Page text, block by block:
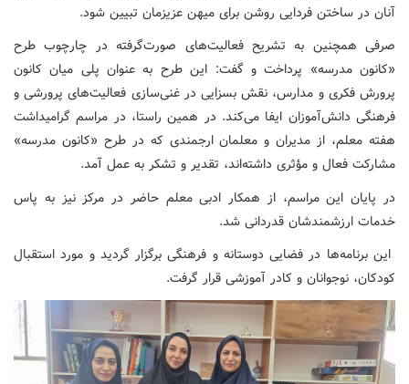
آنان در ساختن فردایی روشن برای میهن عزیزمان تبیین شود.
صرفی همچنین به تشریح فعالیت‌های صورت‌گرفته در چارچوب طرح
«کانون مدرسه» پرداخت و گفت: این طرح به عنوان پلی میان کانون
پرورش فکری و مدارس، نقش بسزایی در غنی‌سازی فعالیت‌های پرورشی و
فرهنگی دانش‌آموزان ایفا می‌کند. در همین راستا، در مراسم گرامیداشت
هفته معلم، از مدیران و معلمان ارجمندی که در طرح «کانون مدرسه»
مشارکت فعال و مؤثری داشته‌اند، تقدیر و تشکر به عمل آمد.
در پایان این مراسم، از همکار ادبی معلم حاضر در مرکز نیز به پاس
خدمات ارزشمندشان قدردانی شد.
این برنامه‌ها در فضایی دوستانه و فرهنگی برگزار گردید و مورد استقبال
کودکان، نوجوانان و کادر آموزشی قرار گرفت.